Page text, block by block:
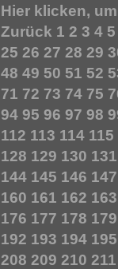
Hier klicken,
Zurück 1 2 3 4 5
25 26 27 28 29
48 49 50 51 52
71 72 73 74 75
94 95 96 97 98
112 113 114 115
128 129 130 131
144 145 146 147
160 161 162 163
176 177 178 179
192 193 194 195
208 209 210 211